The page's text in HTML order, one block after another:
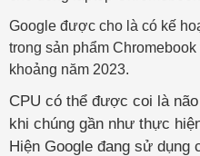
Google được cho là có kế
trong sản phẩm
khoảng năm 2023.
CPU có thể được coi là
khi chúng gần như thực
Hiện Google đang sử dụng